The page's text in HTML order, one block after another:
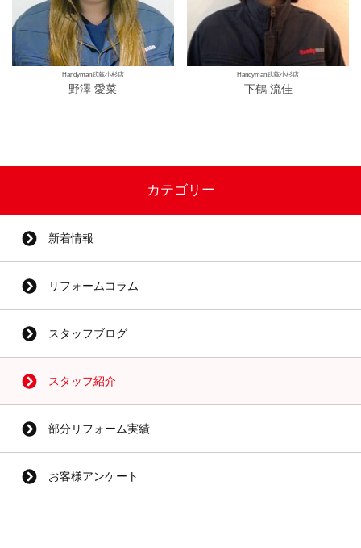
Handyman武蔵小杉店
野澤 愛菜
Handyman武蔵小杉店
下鶴 流佳
カテゴリー
新着情報
リフォームコラム
スタッフブログ
スタッフ紹介
部分リフォーム実績
お客様アンケート